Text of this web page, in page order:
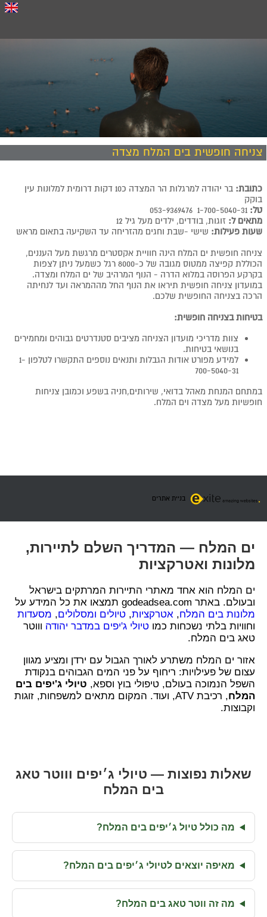
צניחה חופשית בים המלח מצדה
כתובת:
בר יהודה למרגלות הר המצדה כ10 דקות דרומית למלונות עין
בוקק
טל: 1-700-5040-31
053-9369476
מתאים ל: זוגות, בודדים, ילדים מעל גיל 12
שעות פעילות: שישי -שבת וחגים מהזריחה עד השקיעה בתאום מראש
צניחה חופשית ים המלח הינה חוויית אקסטרים מרגשת מעל העננים,
הכוללת קפיצה ממטוס מגובה של כ-8000 רגל כשמעל ניתן לצפות
בקרקע הפרוסה במלוא הדרה - הנוף המרהיב של ים המלח ומצדה.
במועדון צניחה חופשית תיראו את הנוף החל מההמראה ועד לנחיתה
הרכה בצניחה החופשית שלכם.
בטיחות בצניחה חופשית:
צוות מדריכי מועדון הצניחה מציבים סטנדרטים גבוהים ומחמירים
בנושאי בטיחות.
למידע מפורט אודות הגבלות ותנאים נוספים
התקשרו לטלפון 1-
700-5040-31
במתחם המנחת מאהל בדואי, שירותים,חניה בשפע וכמובן צניחות
חופשיות מעל מצדה וים המלח.
בניית אתרים
ים המלח — המדריך השלם לתיירות,
מלונות ואטרקציות
ים המלח הוא אחד מאתרי התיירות המרתקים בישראל
ובעולם. באתר godeadsea.com תמצאו את כל המידע על
מלונות בים המלח, אטרקציות, טיולים ומסלולים, מסעדות
וחוויות בלתי נשכחות כמו טיולי ג'יפים במדבר יהודה וווטר
טאג בים המלח.
אזור ים המלח משתרע לאורך הגבול עם ירדן ומציע מגוון
עצום של פעילויות: ריחוף על פני המים הגבוהים בנקודת
השפל הנמוכה בעולם, טיפולי בוץ וספא, טיולי ג'יפים בים
המלח
, רכיבת ATV, ועוד. המקום מתאים למשפחות, זוגות
וקבוצות.
שאלות נפוצות — טיולי ג׳יפים וווטר טאג
בים המלח
מה כולל טיול ג׳יפים בים המלח?
מאיפה יוצאים לטיולי ג׳יפים בים המלח?
מה זה ווטר טאג בים המלח?